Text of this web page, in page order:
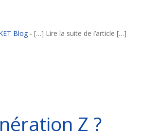
Blog - […] Lire la suite de l’article […]
Z ?